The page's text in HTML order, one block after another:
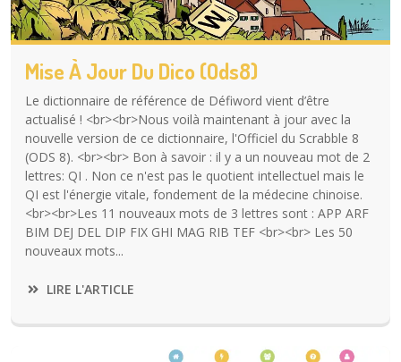
Mise À Jour Du Dico (ods8)
Le dictionnaire de référence de Défiword vient d’être
actualisé ! <br><br>Nous voilà maintenant à jour avec la
nouvelle version de ce dictionnaire, l'Officiel du Scrabble 8
(ODS 8). <br><br> Bon à savoir : il y a un nouveau mot de 2
lettres: QI . Non ce n'est pas le quotient intellectuel mais le
QI est l'énergie vitale, fondement de la médecine chinoise.
<br><br>Les 11 nouveaux mots de 3 lettres sont : APP ARF
BIM DEJ DEL DIP FIX GHI MAG RIB TEF <br><br> Les 50
nouveaux mots...
LIRE L'ARTICLE